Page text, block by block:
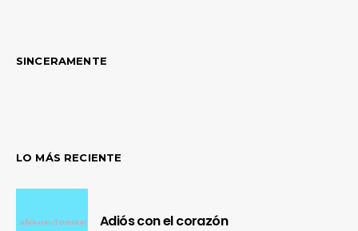
SINCERAMENTE
LO MÁS RECIENTE
Adiós con el corazón